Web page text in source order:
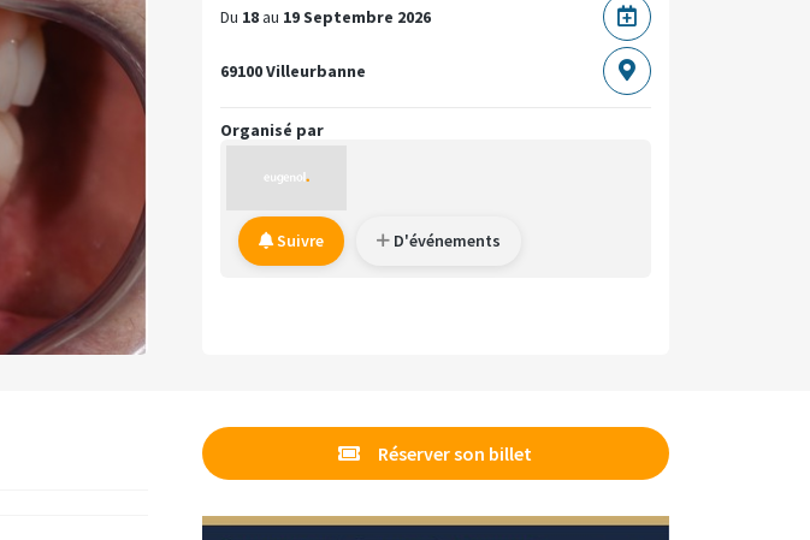
Du 18au 19 Septembre 2026
69100 Villeurbanne
Organisé par
Suivre D'événements
Réserver son billet